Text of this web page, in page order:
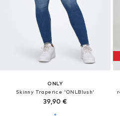
ONLY
Skinny Traperice 'ONLBlush'
39,90 €